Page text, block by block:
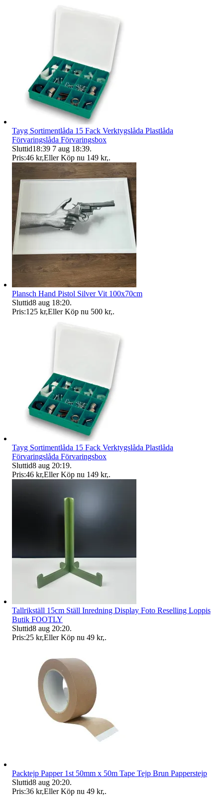
Tayg Sortimentlåda 15 Fack Verktygslåda Plastlåda
Förvaringslåda Förvaringsbox
Sluttid18:39 7 aug 18:39.
Pris:46 kr,Eller Köp nu 149 kr,.
Plansch Hand Pistol Silver Vit 100x70cm
Sluttid8 aug 18:20.
Pris:125 kr,Eller Köp nu 500 kr,.
Tayg Sortimentlåda 15 Fack Verktygslåda Plastlåda
Förvaringslåda Förvaringsbox
Sluttid8 aug 20:19.
Pris:46 kr,Eller Köp nu 149 kr,.
Tallrikställ 15cm Ställ Inredning Display Foto Reselling Loppis
Butik FOOTLY
Sluttid8 aug 20:20.
Pris:25 kr,Eller Köp nu 49 kr,.
Packtejp Papper 1st 50mm x 50m Tape Tejp Brun Papperstejp
Sluttid8 aug 20:20.
Pris:36 kr,Eller Köp nu 49 kr,.